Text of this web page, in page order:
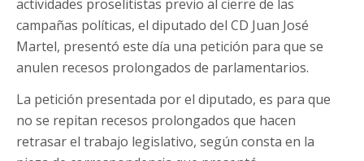
actividades proselitistas previo al cierre de las
campañas políticas, el diputado del CD Juan José
Martel, presentó este día una petición para que se
anulen recesos prolongados de parlamentarios.
La petición presentada por el diputado, es para que
no se repitan recesos prolongados que hacen
retrasar el trabajo legislativo, según consta en la